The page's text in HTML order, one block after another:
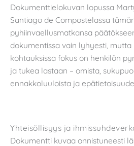
Dokumenttielokuvan lopussa
Santiago de Compostelassa
pyhiinvaellusmatkansa
dokumentissa vain lyhyesti, mutta
kohtauksissa fokus on henkilön
ja tukea lastaan – omista,
ennakkoluuloista ja
Yhteisöllisyys ja
Dokumentti kuvaa onnistuneesti